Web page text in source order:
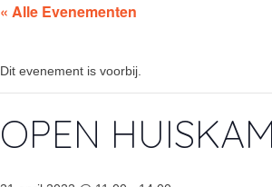
« Alle Evenementen
Dit evenement is voorbij.
OPEN